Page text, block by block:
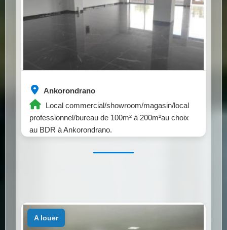
Ankorondrano
Local commercial/showroom/magasin/local
professionnel/bureau de 100m² à 200m²au choix
au BDR à Ankorondrano.
a louer